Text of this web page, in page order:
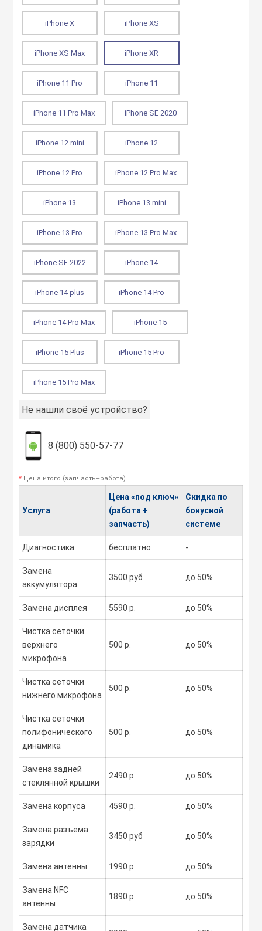
iPhone X iPhone XS
iPhone XS Max iPhone XR
iPhone 11 Pro iPhone 11
iPhone 11 Pro Max iPhone SE 2020
iPhone 12 mini iPhone 12
iPhone 12 Pro iPhone 12 Pro Max
iPhone 13 iPhone 13 mini
iPhone 13 Pro iPhone 13 Pro Max
iPhone SE 2022 iPhone 14
iPhone 14 plus iPhone 14 Pro
iPhone 14 Pro Max iPhone 15
iPhone 15 Plus iPhone 15 Pro
iPhone 15 Pro Max
Не нашли своё устройство?
8 (800) 550-57-77
* Цена итого (запчасть+работа)
Услуга
Цена «под ключ»
(работа +
запчасть)
Скидка по
бонусной
системе
Диагностика бесплатно -
Замена
аккумулятора
3500 руб до 50%
Замена дисплея 5590 р. до 50%
Чистка сеточки
верхнего
микрофона
500 р. до 50%
Чистка сеточки
нижнего микрофона
500 р. до 50%
Чистка сеточки
полифонического
динамика
500 р. до 50%
Замена задней
стеклянной крышки
2490 р. до 50%
Замена корпуса 4590 р. до 50%
Замена разъема
зарядки
3450 руб до 50%
Замена антенны 1990 р. до 50%
Замена NFC
антенны
1890 р. до 50%
Замена датчика